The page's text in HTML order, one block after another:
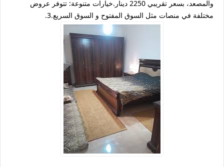
والمصعد، بسعر تقريبي 2250 دينار.خيارات متنوعة: تتوفر عروض
مختلفة في منصات مثل السوق المفتوح و السوق السريع.3.